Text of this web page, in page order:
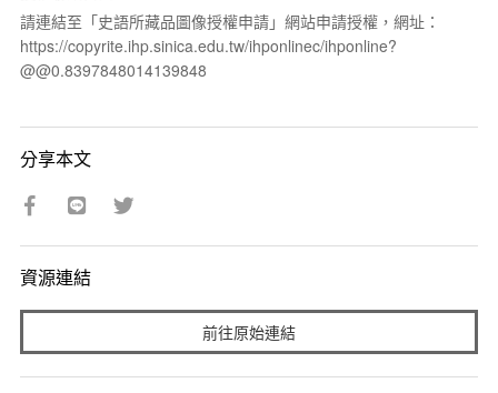
請連結至「史語所藏品圖像授權申請」網站申請授權，網址：
https://copyrite.ihp.sinica.edu.tw/ihponlinec/ihponline?
@@0.8397848014139848
分享本文
資源連結
前往原始連結